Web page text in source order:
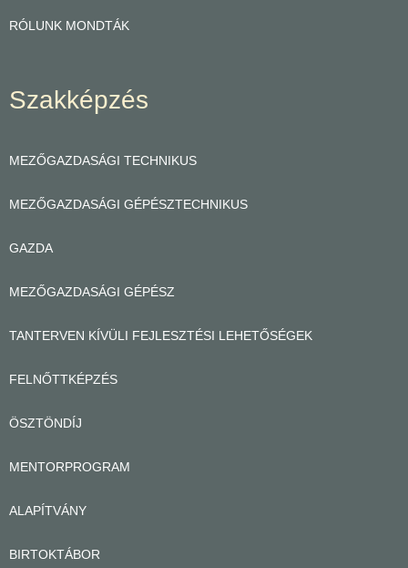
RÓLUNK MONDTÁK
Szakképzés
MEZŐGAZDASÁGI TECHNIKUS
MEZŐGAZDASÁGI GÉPÉSZTECHNIKUS
GAZDA
MEZŐGAZDASÁGI GÉPÉSZ
TANTERVEN KÍVÜLI FEJLESZTÉSI LEHETŐSÉGEK
FELNŐTTKÉPZÉS
ÖSZTÖNDÍJ
MENTORPROGRAM
ALAPÍTVÁNY
BIRTOKTÁBOR